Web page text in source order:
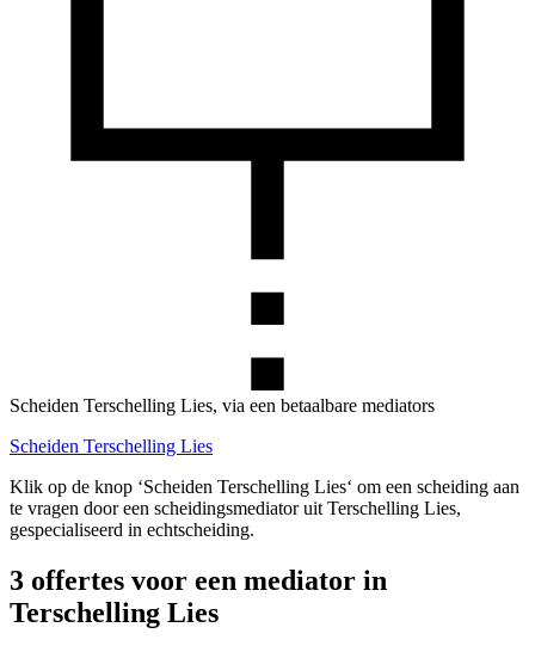
Scheiden Terschelling Lies, via een betaalbare mediators
Scheiden Terschelling Lies
Klik op de knop ‘Scheiden Terschelling Lies‘ om een scheiding aan
te vragen door een scheidingsmediator uit Terschelling Lies,
gespecialiseerd in echtscheiding.
3 offertes voor een mediator in
Terschelling Lies